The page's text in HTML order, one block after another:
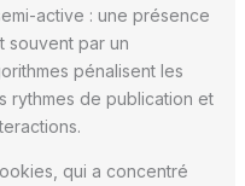
active : une présence
souvent par un
pénalisent les
rythmes de publication et
qui a concentré